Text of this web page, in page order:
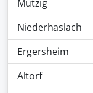
Mutzig
Niederhaslach
Ergersheim
Altorf